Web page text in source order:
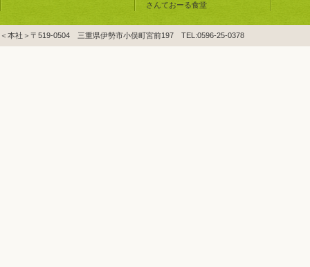
さんておーる食堂
＜本社＞〒519-0504 三重県伊勢市小俣町宮前197 TEL:0596-25-0378